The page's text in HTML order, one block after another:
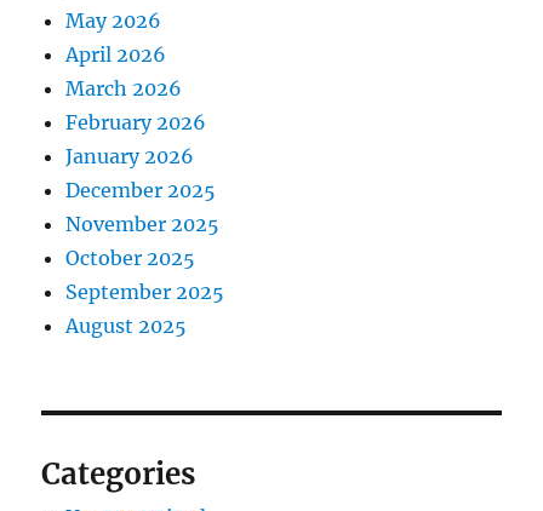
May 2026
April 2026
March 2026
February 2026
January 2026
December 2025
November 2025
October 2025
September 2025
August 2025
Categories